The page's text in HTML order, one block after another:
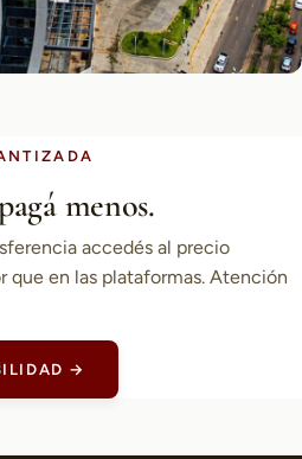
menos.
accedés al precio
que en las plataformas. Atención
→